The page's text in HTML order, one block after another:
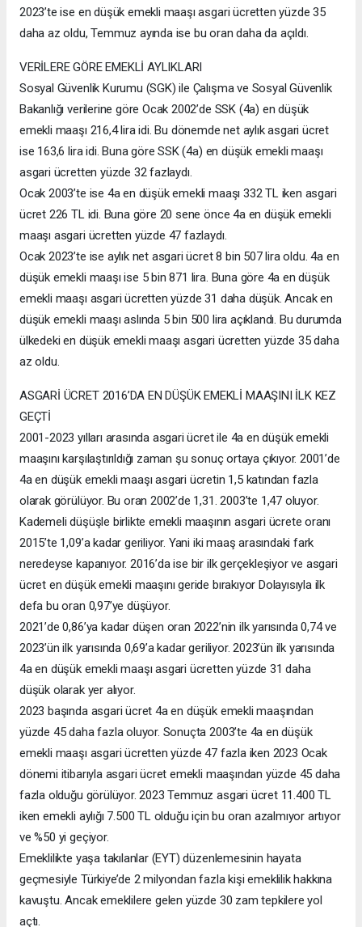
2023’te ise en düşük emekli maaşı asgari ücretten yüzde 35
daha az oldu, Temmuz ayında ise bu oran daha da açıldı.
VERİLERE GÖRE EMEKLİ AYLIKLARI
Sosyal Güvenlik Kurumu (SGK) ile Çalışma ve Sosyal Güvenlik
Bakanlığı verilerine göre Ocak 2002’de SSK (4a) en düşük
emekli maaşı 216,4 lira idi. Bu dönemde net aylık asgari ücret
ise 163,6 lira idi. Buna göre SSK (4a) en düşük emekli maaşı
asgari ücretten yüzde 32 fazlaydı.
Ocak 2003’te ise 4a en düşük emekli maaşı 332 TL iken asgari
ücret 226 TL idi. Buna göre 20 sene önce 4a en düşük emekli
maaşı asgari ücretten yüzde 47 fazlaydı.
Ocak 2023’te ise aylık net asgari ücret 8 bin 507 lira oldu. 4a en
düşük emekli maaşı ise 5 bin 871 lira. Buna göre 4a en düşük
emekli maaşı asgari ücretten yüzde 31 daha düşük. Ancak en
düşük emekli maaşı aslında 5 bin 500 lira açıklandı. Bu durumda
ülkedeki en düşük emekli maaşı asgari ücretten yüzde 35 daha
az oldu.
ASGARİ ÜCRET 2016’DA EN DÜŞÜK EMEKLİ MAAŞINI İLK KEZ
GEÇTİ
2001-2023 yılları arasında asgari ücret ile 4a en düşük emekli
maaşını karşılaştırıldığı zaman şu sonuç ortaya çıkıyor. 2001’de
4a en düşük emekli maaşı asgari ücretin 1,5 katından fazla
olarak görülüyor. Bu oran 2002’de 1,31. 2003’te 1,47 oluyor.
Kademeli düşüşle birlikte emekli maaşının asgari ücrete oranı
2015’te 1,09’a kadar geriliyor. Yani iki maaş arasındaki fark
neredeyse kapanıyor. 2016’da ise bir ilk gerçekleşiyor ve asgari
ücret en düşük emekli maaşını geride bırakıyor Dolayısıyla ilk
defa bu oran 0,97’ye düşüyor.
2021’de 0,86’ya kadar düşen oran 2022’nin ilk yarısında 0,74 ve
2023’ün ilk yarısında 0,69’a kadar geriliyor. 2023’ün ilk yarısında
4a en düşük emekli maaşı asgari ücretten yüzde 31 daha
düşük olarak yer alıyor.
2023 başında asgari ücret 4a en düşük emekli maaşından
yüzde 45 daha fazla oluyor. Sonuçta 2003’te 4a en düşük
emekli maaşı asgari ücretten yüzde 47 fazla iken 2023 Ocak
dönemi itibarıyla asgari ücret emekli maaşından yüzde 45 daha
fazla olduğu görülüyor. 2023 Temmuz asgari ücret 11.400 TL
iken emekli aylığı 7.500 TL olduğu için bu oran azalmıyor artıyor
ve %50 yi geçiyor.
Emeklilikte yaşa takılanlar (EYT) düzenlemesinin hayata
geçmesiyle Türkiye’de 2 milyondan fazla kişi emeklilik hakkına
kavuştu. Ancak emeklilere gelen yüzde 30 zam tepkilere yol
açtı.